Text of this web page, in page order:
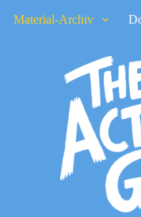
Material-Archiv